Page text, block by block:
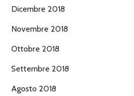
Dicembre 2018
Novembre 2018
Ottobre 2018
Settembre 2018
Agosto 2018